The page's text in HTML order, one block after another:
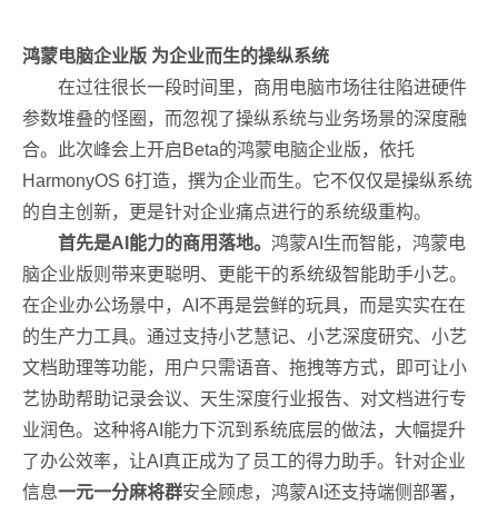
鸿蒙电脑企业版 为企业而生的操纵系统
在过往很长一段时间里，商用电脑市场往往陷进硬件
参数堆叠的怪圈，而忽视了操纵系统与业务场景的深度融
合。此次峰会上开启Beta的鸿蒙电脑企业版，依托
HarmonyOS 6打造，撰为企业而生。它不仅仅是操纵系统
的自主创新，更是针对企业痛点进行的系统级重构。
首先是AI能力的商用落地。 鸿蒙AI生而智能，鸿蒙电
脑企业版则带来更聪明、更能干的系统级智能助手小艺。
在企业办公场景中，AI不再是尝鲜的玩具，而是实实在在
的生产力工具。通过支持小艺慧记、小艺深度研究、小艺
文档助理等功能，用户只需语音、拖拽等方式，即可让小
艺协助帮助记录会议、天生深度行业报告、对文档进行专
业润色。这种将AI能力下沉到系统底层的做法，大幅提升
了办公效率，让AI真正成为了员工的得力助手。针对企业
信息一元一分麻将群安全顾虑，鸿蒙AI还支持端侧部署，